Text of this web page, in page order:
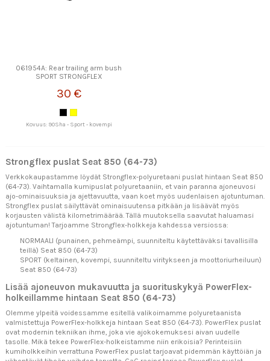
061954A: Rear trailing arm bush
SPORT STRONGFLEX
30 €
Kovuus: 90Sha - Sport - kovempi
Strongflex puslat Seat 850 (64-73)
Verkkokaupastamme löydät Strongflex-polyuretaani puslat hintaan Seat 850
(64-73). Vaihtamalla kumipuslat polyuretaaniin, et vain paranna ajoneuvosi
ajo-ominaisuuksia ja ajettavuutta, vaan koet myös uudenlaisen ajotuntuman.
Strongflex puslat säilyttävät ominaisuutensa pitkään ja lisäävät myös
korjausten välistä kilometrimäärää. Tällä muutoksella saavutat haluamasi
ajotuntuman! Tarjoamme Strongflex-holkkeja kahdessa versiossa:
NORMAALI (punainen, pehmeämpi, suunniteltu käytettäväksi tavallisilla
teillä) Seat 850 (64-73)
SPORT (keltainen, kovempi, suunniteltu viritykseen ja moottoriurheiluun)
Seat 850 (64-73)
Lisää ajoneuvon mukavuutta ja suorituskykyä PowerFlex-
holkeillamme hintaan Seat 850 (64-73)
Olemme ylpeitä voidessamme esitellä valikoimamme polyuretaanista
valmistettuja PowerFlex-holkkeja hintaan Seat 850 (64-73). PowerFlex puslat
ovat modernin tekniikan ihme, joka vie ajokokemuksesi aivan uudelle
tasolle. Mikä tekee PowerFlex-holkeistamme niin erikoisia? Perinteisiin
kumiholkkeihin verrattuna PowerFlex puslat tarjoavat pidemmän käyttöiän ja